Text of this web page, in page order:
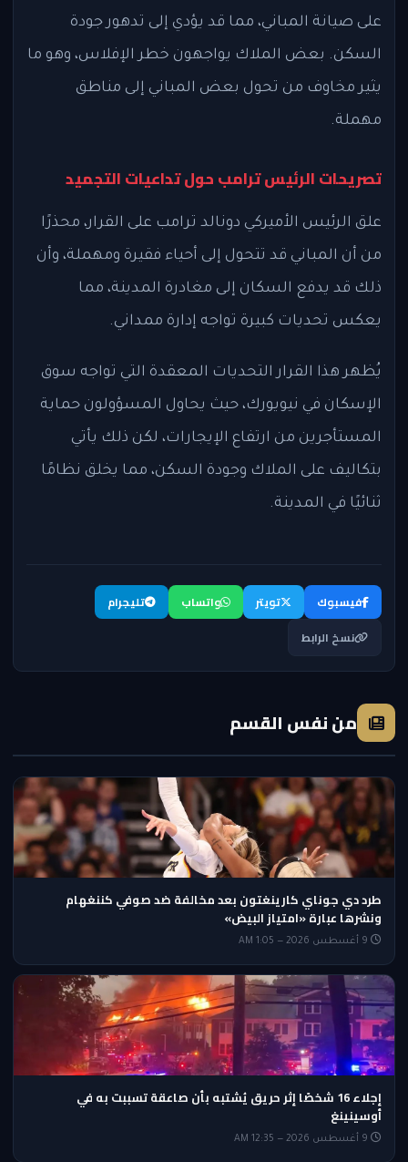
على صيانة المباني، مما قد يؤدي إلى تدهور جودة
السكن. بعض الملاك يواجهون خطر الإفلاس، وهو ما
يثير مخاوف من تحول بعض المباني إلى مناطق
مهملة.
تصريحات الرئيس ترامب حول تداعيات التجميد
علق الرئيس الأميركي دونالد ترامب على القرار، محذرًا
من أن المباني قد تتحول إلى أحياء فقيرة ومهملة، وأن
ذلك قد يدفع السكان إلى مغادرة المدينة، مما
يعكس تحديات كبيرة تواجه إدارة ممداني.
يُظهر هذا القرار التحديات المعقدة التي تواجه سوق
الإسكان في نيويورك، حيث يحاول المسؤولون حماية
المستأجرين من ارتفاع الإيجارات، لكن ذلك يأتي
بتكاليف على الملاك وجودة السكن، مما يخلق نظامًا
ثنائيًا في المدينة.
فيسبوك تويتر واتساب
تليجرام
نسخ الرابط
من نفس القسم
طرد دي جوناي كارينغتون بعد مخالفة ضد صوفي كننغهام
ونشرها عبارة «امتياز البيض»
إجلاء 16 شخصًا إثر حريق يُشتبه بأن صاعقة تسببت به في
أوسينينغ